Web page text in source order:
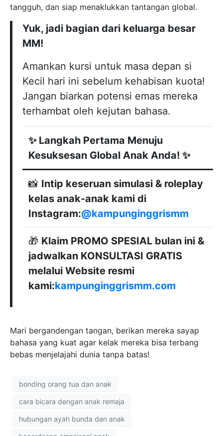
tangguh, dan siap menaklukkan tantangan global.
Yuk, jadi bagian dari keluarga besar
MM!
Amankan kursi untuk masa depan si
Kecil hari ini sebelum kehabisan kuota!
Jangan biarkan potensi emas mereka
terhambat oleh kejutan bahasa.
✨ Langkah Pertama Menuju
Kesuksesan Global Anak Anda! ✨
📸 Intip keseruan simulasi & roleplay
kelas anak-anak kami di
Instagram:@kampunginggrismm
🎁 Klaim PROMO SPESIAL bulan ini &
jadwalkan KONSULTASI GRATIS
melalui Website resmi
kami:kampunginggrismm.com
Mari bergandengan tangan, berikan mereka sayap
bahasa yang kuat agar kelak mereka bisa terbang
bebas menjelajahi dunia tanpa batas!
bonding orang tua dan anak
cara bicara dengan anak remaja
hubungan ayah bunda dan anak